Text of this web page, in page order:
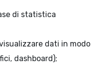
di statistica
dati in modo
dashboard);